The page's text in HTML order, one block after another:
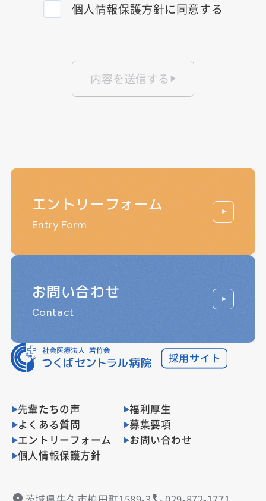
個人情報保護方針に同意する
内容を送信する
先輩たちの声
福利厚生
よくある質問
募集要項
エントリーフォーム
お問い合わせ
個人情報保護方針
エントリーフォーム
Entry Form
お問い合わせ
Contact